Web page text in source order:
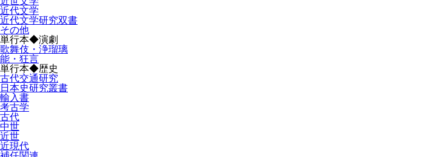
近代文学
近代文学研究双書
その他
単行本◆演劇
歌舞伎・浄瑠璃
能・狂言
単行本◆歴史
古代交通研究
日本史研究叢書
輸入書
考古学
古代
中世
近世
近現代